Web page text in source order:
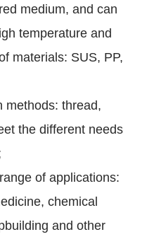
from the measured
reliably under high
pressure; a variety of
variety of installation
chuck, etc., to meet
environments;
and wide
treatment, food,
electronics,